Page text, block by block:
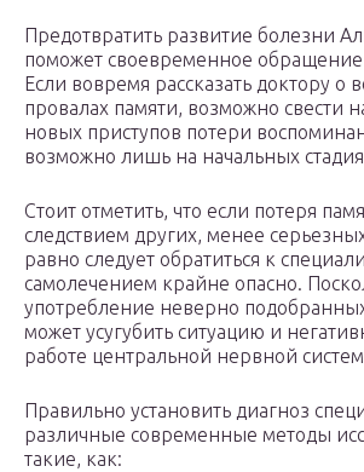
Предотвратить развитие болезни
поможет своевременное обращение
Если вовремя рассказать доктору о
провалах памяти, возможно свести
новых приступов потери
возможно лишь на начальных
Стоит отметить, что если потеря
следствием других, менее
равно следует обратиться к
самолечением крайне опасно.
употребление неверно
может усугубить ситуацию и
работе центральной нервной
Правильно установить диагноз
различные современные методы
такие, как: